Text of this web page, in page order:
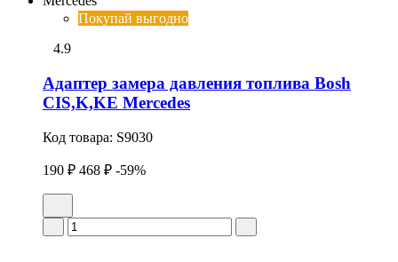
Покупай выгодно
4.9
Адаптер замера давления топлива Bosh
CIS,K,KE Mercedes
Код товара: S9030
190 ₽ 468 ₽ -59%